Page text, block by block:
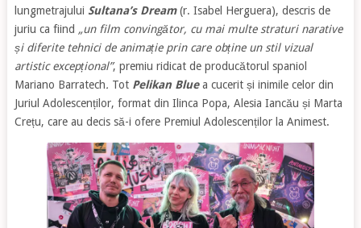
lungmetrajului Sultana’s Dream(r. Isabel Herguera), descris de
juriu ca fiind „un film convingător, cu mai multe straturi narative
și diferite tehnici de animație prin care obține un stil vizual
artistic excepțional”, premiu ridicat de producătorul spaniol
Mariano Barratech. Tot Pelikan Bluea cucerit și inimile celor din
Juriul Adolescenților, format din Ilinca Popa, Alesia Iancău și Marta
Crețu, care au decis să-i ofere Premiul Adolescenților la Animest.